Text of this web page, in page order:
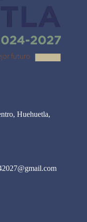
Huehuetla,